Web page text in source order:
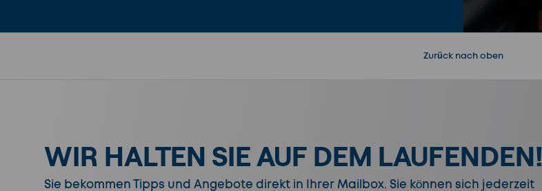
Zurück nach oben
WIR HALTEN SIE AUF DEM LAUFENDEN!
Sie bekommen Tipps und Angebote direkt in Ihrer Mailbox. Sie können sich jederzeit